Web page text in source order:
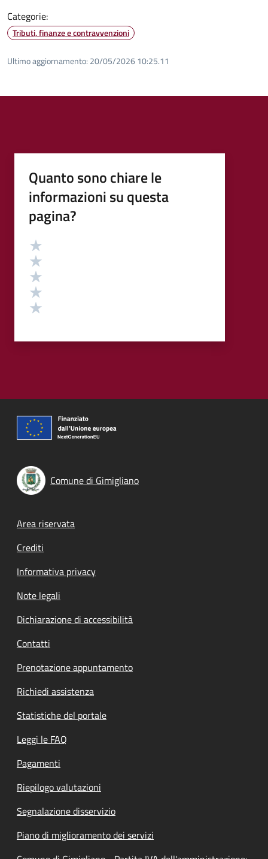
Categorie:
Tributi, finanze e contravvenzioni
Ultimo aggiornamento: 20/05/2026 10:25.11
Quanto sono chiare le
informazioni su questa
pagina?
Valutazione
Comune di Gimigliano
Footer menu
Area riservata
Crediti
Informativa privacy
Note legali
Dichiarazione di accessibilità
Contatti
Prenotazione appuntamento
Richiedi assistenza
Statistiche del portale
Leggi le FAQ
Pagamenti
Riepilogo valutazioni
Segnalazione disservizio
Piano di miglioramento dei servizi